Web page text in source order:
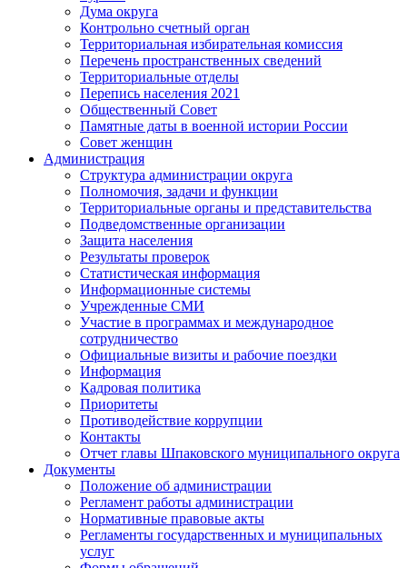
Дума округа
Контрольно счетный орган
Территориальная избирательная комиссия
Перечень пространственных сведений
Территориальные отделы
Перепись населения 2021
Общественный Совет
Памятные даты в военной истории России
Совет женщин
Администрация
Структура администрации округа
Полномочия, задачи и функции
Территориальные органы и представительства
Подведомственные организации
Защита населения
Результаты проверок
Статистическая информация
Информационные системы
Учрежденные СМИ
Участие в программах и международное
сотрудничество
Официальные визиты и рабочие поездки
Информация
Кадровая политика
Приоритеты
Противодействие коррупции
Контакты
Отчет главы Шпаковского муниципального округа
Документы
Положение об администрации
Регламент работы администрации
Нормативные правовые акты
Регламенты государственных и муниципальных
услуг